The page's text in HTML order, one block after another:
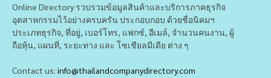
Online Directory รวบรวมข้อมูลสินค้าและบริการภาคธุรกิจ
อุตสาหกรรมไว้อย่างครบครัน ประกอบกอบ ด้วยชื่อนิคมฯ
ประเภทธุรกิจ, ที่อยู่, เบอร์โทร, แฟกซ์, อีเมล์, จำนวนคนงาน, ผู้
ถือหุ้น, แผนที่, ระยะทาง และ โซเชียลมีเดีย ต่าง ๆ
Contact us: info@thailandcompanydirectory.com